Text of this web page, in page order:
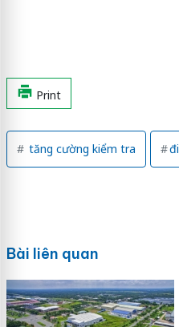
Print
tăng cường kiểm tra
Bài liên quan